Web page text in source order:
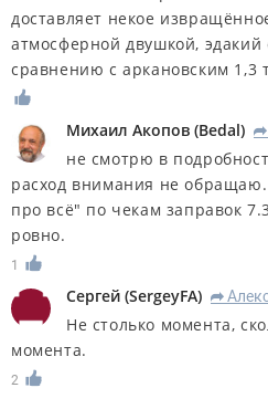
доставляет некое
атмосферной двушкой,
сравнению с аркановским 1,3
Михаил Акопов (Bedal) R
не смотрю в
расход внимания не
про всё" по чекам заправок
ровно.
1
Сергей (SergeyFA) R
Не столько момента,
момента.
2